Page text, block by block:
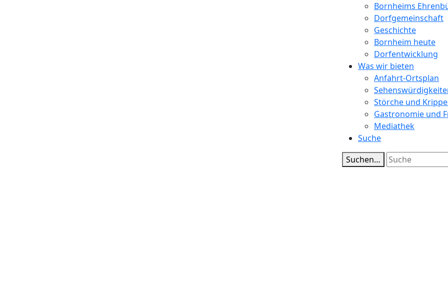
Bornheims
Dorfgemeinschaft
Geschichte
Bornheim heute
Dorfentwicklung
Was wir bieten
Anfahrt-Ortsplan
Störche und
Gastronomie und
Mediathek
Suche
Suchen…